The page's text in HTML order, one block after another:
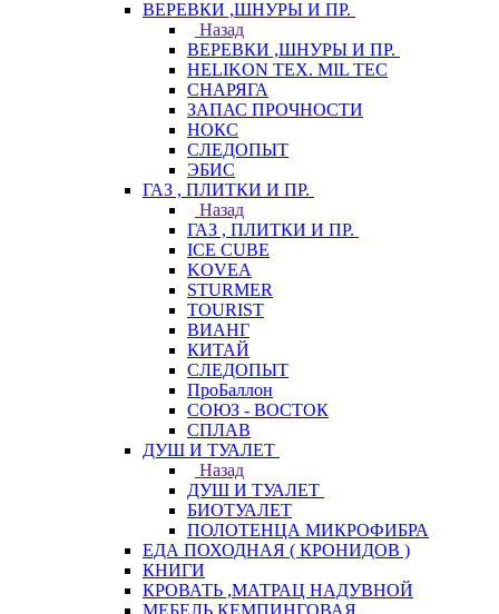
ВЕРЕВКИ ,ШНУРЫ И ПР.
Назад
ВЕРЕВКИ ,ШНУРЫ И ПР.
HELIKON TEX. MIL TEC
СНАРЯГА
ЗАПАС ПРОЧНОСТИ
НОКС
СЛЕДОПЫТ
ЭБИС
ГАЗ , ПЛИТКИ И ПР.
Назад
ГАЗ , ПЛИТКИ И ПР.
ICE CUBE
KOVEA
STURMER
TOURIST
ВИАНГ
КИТАЙ
СЛЕДОПЫТ
ПроБаллон
СОЮЗ - ВОСТОК
СПЛАВ
ДУШ И ТУАЛЕТ
Назад
ДУШ И ТУАЛЕТ
БИОТУАЛЕТ
ПОЛОТЕНЦА МИКРОФИБРА
ЕДА ПОХОДНАЯ ( КРОНИДОВ )
КНИГИ
КРОВАТЬ ,МАТРАЦ НАДУВНОЙ
МЕБЕЛЬ КЕМПИНГОВАЯ